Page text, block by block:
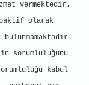
vermektedir.
olarak
sorumluluğunu
kabul